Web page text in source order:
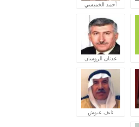
أحمد الخميسي
عدنان الروسان
نايف عبوش